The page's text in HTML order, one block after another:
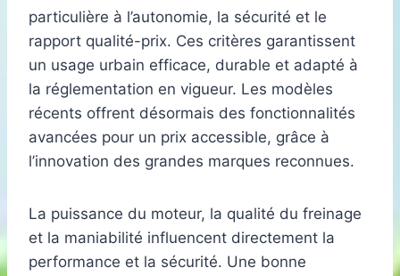
particulière à l’autonomie, la sécurité et le
rapport qualité-prix. Ces critères garantissent
un usage urbain efficace, durable et adapté à
la réglementation en vigueur. Les modèles
récents offrent désormais des fonctionnalités
avancées pour un prix accessible, grâce à
l’innovation des grandes marques reconnues.
La puissance du moteur, la qualité du freinage
et la maniabilité influencent directement la
performance et la sécurité. Une bonne